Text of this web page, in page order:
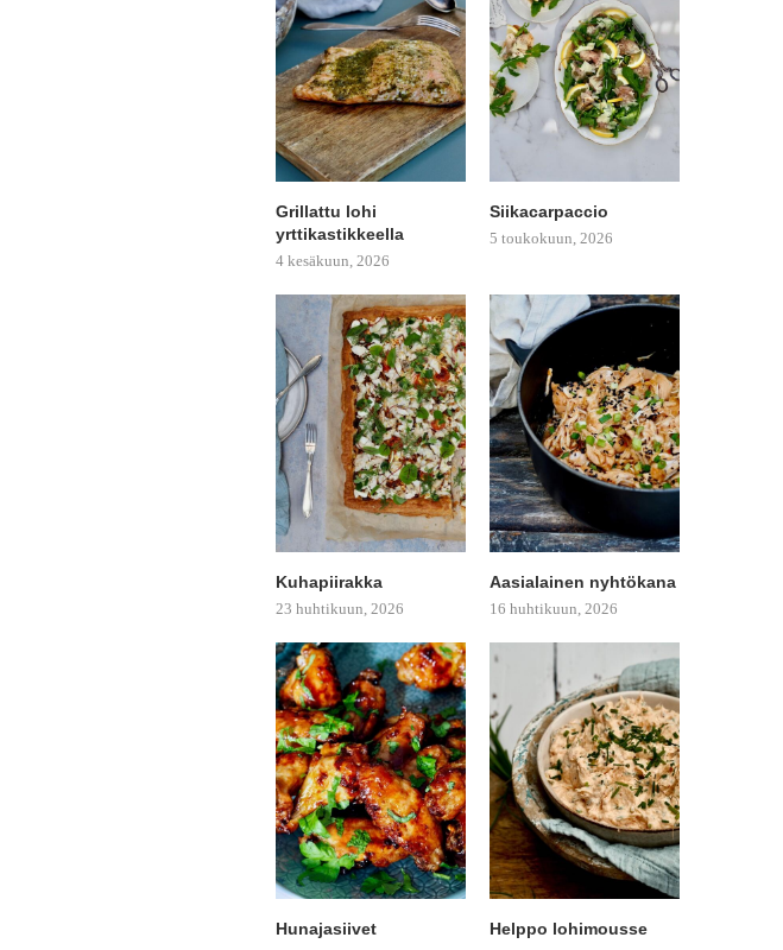
Grillattu lohi
yrttikastikkeella
4 kesäkuun, 2026
Siikacarpaccio
5 toukokuun, 2026
Kuhapiirakka
23 huhtikuun, 2026
Aasialainen nyhtökana
16 huhtikuun, 2026
Hunajasiivet Helppo lohimousse